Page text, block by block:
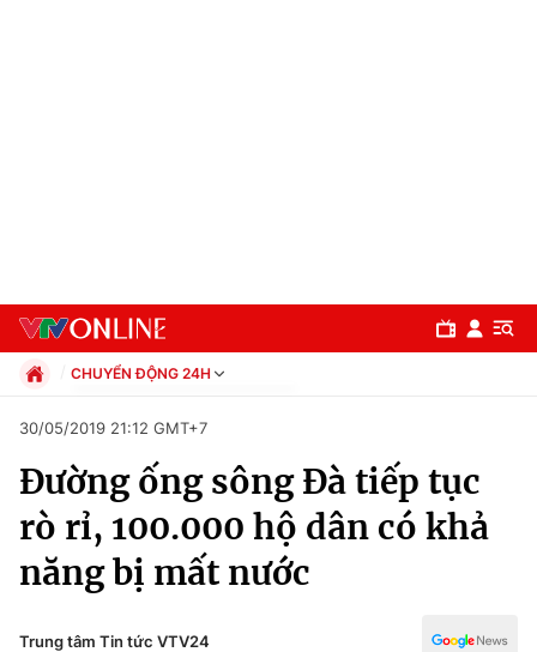
Chuyên mục
Chính trị
CHUYỂN ĐỘNG 24H
Xã hội
Pháp luật
Kinh tế
Thể thao
Truyền hình
Văn hóa - Giải trí
30/05/2019 21:12 GMT+7
Đường ống sông Đà tiếp tục
rò rỉ, 100.000 hộ dân có khả
năng bị mất nước
Trung tâm Tin tức VTV24